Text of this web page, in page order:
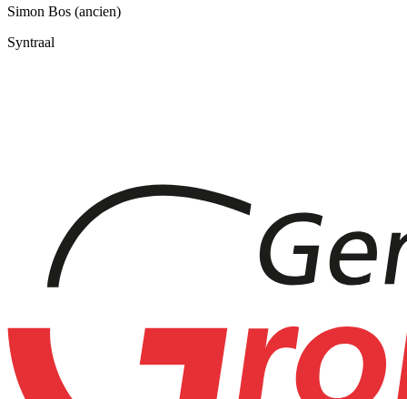
Simon Bos (ancien)
Syntraal